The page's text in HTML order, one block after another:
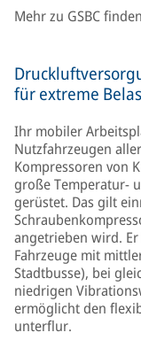
Mehr zu GSBC
für extreme
Ihr mobiler
Nutzfahrzeugen
Kompressoren von
große Temperatur-
gerüstet. Das gilt
angetrieben wird.
Fahrzeuge mit
Stadtbusse), bei
niedrigen
ermöglicht den
unterflur.